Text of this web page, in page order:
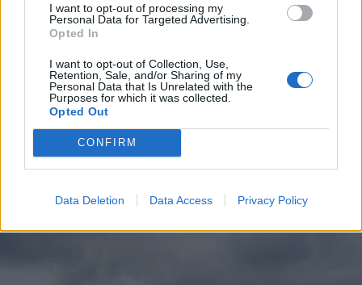
I want to opt-out of processing my
Personal Data for Targeted Advertising.
Opted In
I want to opt-out of Collection, Use,
Retention, Sale, and/or Sharing of my
Personal Data that Is Unrelated with the
Purposes for which it was collected.
Opted Out
CONFIRM
Data Deletion Data Access Privacy Policy
2026. augusztus 06., csütörtök
Szombaton szavaz az
államfőjelöltjéről a Tisza-frakció